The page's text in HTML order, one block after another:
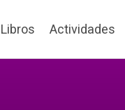
Libros Actividades